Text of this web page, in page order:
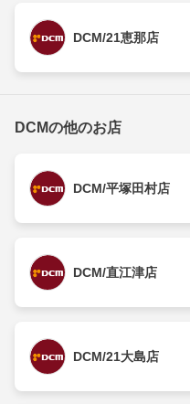
DCM/21恵那店
DCMの他のお店
DCM/平塚田村店
DCM/直江津店
DCM/21大島店